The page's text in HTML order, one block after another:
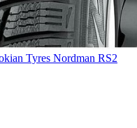
Tyres Nordman RS2